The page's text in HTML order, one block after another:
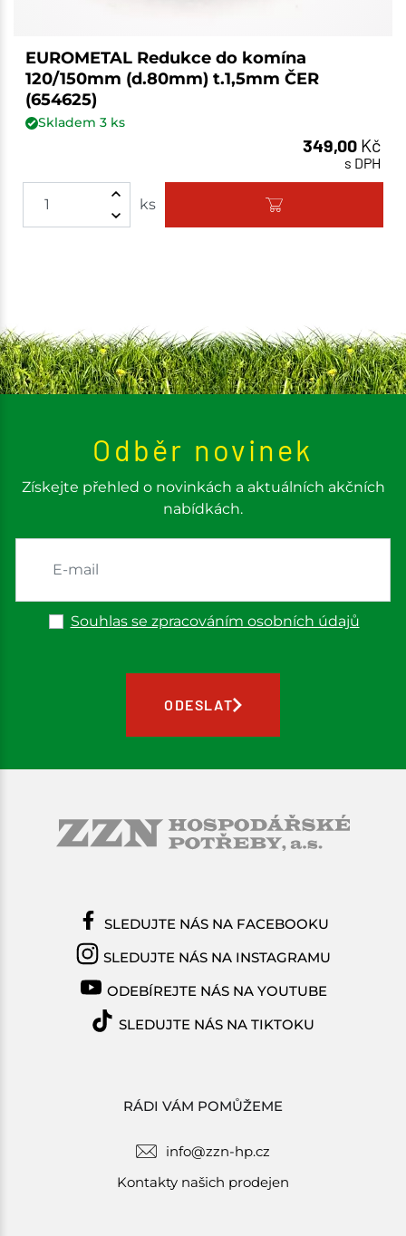
EUROMETAL Redukce do komína
120/150mm (d.80mm) t.1,5mm ČER
(654625)
Skladem 3ks
349,00 Kč
s DPH
ks
Odběr novinek
Získejte přehled o novinkách a aktuálních akčních
nabídkách.
Souhlas se zpracováním osobních údajů
ODESLAT
RÁDI VÁM POMŮŽEME
info@zzn-hp.cz
Kontakty našich prodejen
SLEDUJTE NÁS NA FACEBOOKU
SLEDUJTE NÁS NA INSTAGRAMU
ODEBÍREJTE NÁS NA YOUTUBE
SLEDUJTE NÁS NA TIKTOKU